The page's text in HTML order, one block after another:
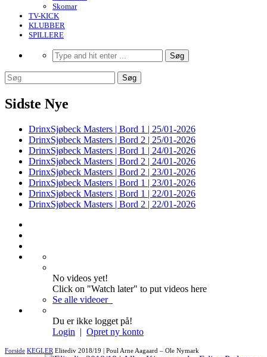
Skomar
TV-KICK
KLUBBER
SPILLERE
Sidste Nye
DrinxSjøbeck Masters | Bord 1 | 25/01-2026
DrinxSjøbeck Masters | Bord 2 | 25/01-2026
DrinxSjøbeck Masters | Bord 1 | 24/01-2026
DrinxSjøbeck Masters | Bord 2 | 24/01-2026
DrinxSjøbeck Masters | Bord 2 | 23/01-2026
DrinxSjøbeck Masters | Bord 1 | 23/01-2026
DrinxSjøbeck Masters | Bord 1 | 22/01-2026
DrinxSjøbeck Masters | Bord 2 | 22/01-2026
No videos yet!
Click on "Watch later" to put videos here
Se alle videoer
Du er ikke logget på!
Login | Opret ny konto
Forside KEGLER Elitediv 2018/19 | Poul Arne Aagaard – Ole Nymark